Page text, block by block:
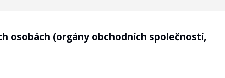
lze hodnotit výkon managementu státní
osobách (orgány obchodních společností,